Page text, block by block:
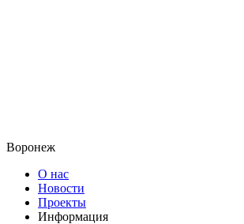
Воронеж
О нас
Новости
Проекты
Информация